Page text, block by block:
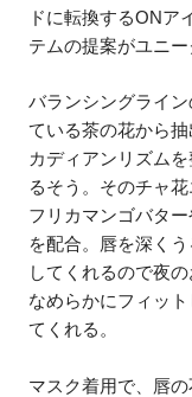
ドに転換するONア
テムの提案がユニー
バランシングライ
ている茶の花から
カディアンリズム
るそう。そのチャ
フリカマンゴバタ
を配合。唇を深く
してくれるので夜
なめらかにフィッ
てくれる。
マスク着用で、唇